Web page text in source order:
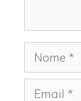
Nome
Email